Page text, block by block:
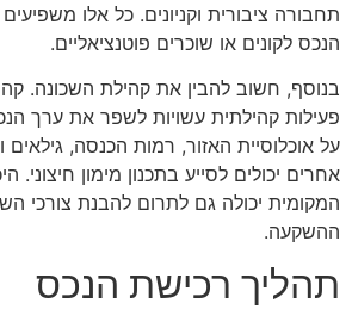
תחבורה ציבורית וקניונים. כל אלו
הנכס לקונים או שוכרים פוטנציאליים.
בנוסף, חשוב להבין את קהילת השכונה.
פעילות קהילתית עשויות לשפר את ערך
על אוכלוסיית האזור, רמות הכנסה, גילאים
אחרים יכולים לסייע בתכנון מימון חיצוני.
המקומית יכולה גם לתרום להבנת צורכי
ההשקעה.
תהליך רכישת הנכס